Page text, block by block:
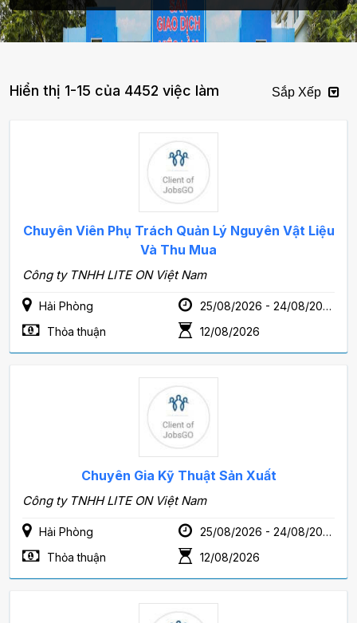
Hiển thị 1-15 của 4452 việc làm Sắp Xếp
Chuyên Viên Phụ Trách Quản Lý Nguyên Vật Liệu
Và Thu Mua
Công ty TNHH LITE ON Việt Nam
Hải Phòng
25/08/2026 - 24/08/2028
Thỏa thuận
12/08/2026
Chuyên Gia Kỹ Thuật Sản Xuất
Công ty TNHH LITE ON Việt Nam
Hải Phòng
25/08/2026 - 24/08/2028
Thỏa thuận
12/08/2026